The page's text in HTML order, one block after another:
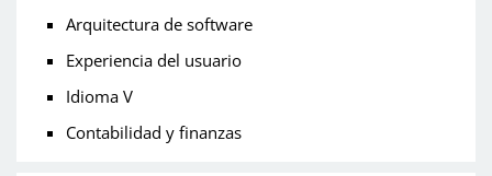
Arquitectura de software
Experiencia del usuario
Idioma V
Contabilidad y finanzas